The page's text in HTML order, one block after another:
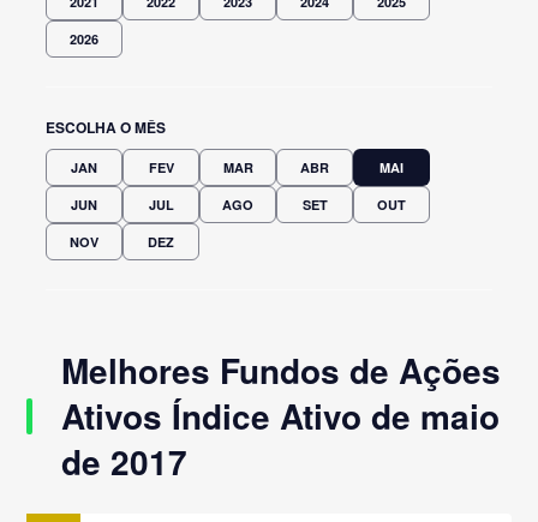
2026
ESCOLHA O MÊS
JAN FEV MAR ABR MAI
JUN JUL AGO SET OUT
NOV DEZ
Melhores Fundos de Ações
Ativos Índice Ativo de maio
de 2017